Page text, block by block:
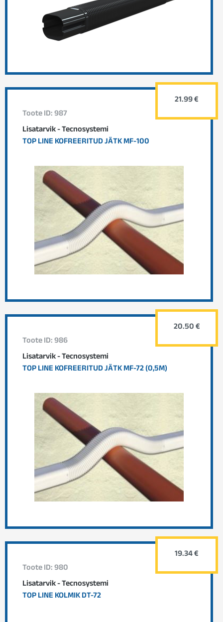
Toote ID: 987
Lisatarvik - Tecnosystemi
TOP LINE KOFREERITUD JÄTK MF-100
21.99 €
Toote ID: 986
Lisatarvik - Tecnosystemi
TOP LINE KOFREERITUD JÄTK MF-72 (0,5M)
20.50 €
Toote ID: 980
Lisatarvik - Tecnosystemi
TOP LINE KOLMIK DT-72
19.34 €